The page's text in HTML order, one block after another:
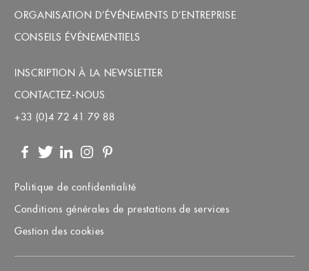
ORGANISATION D’ÉVÉNEMENTS D’ENTREPRISE
CONSEILS ÉVÉNEMENTIELS
INSCRIPTION À LA NEWSLETTER
CONTACTEZ-NOUS
+33 (0)4 72 41 79 88
Politique de confidentialité
Conditions générales de prestations de services
Gestion des cookies